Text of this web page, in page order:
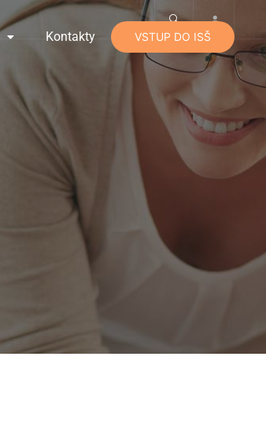
Kontakty VSTUP DO ISŠ